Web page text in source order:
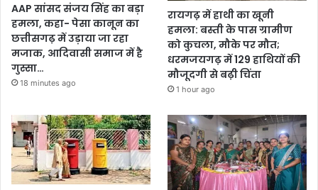
AAP सांसद संजय सिंह का बड़ा
हमला, कहा- पेसा कानून का
छत्तीसगढ़ में उड़ाया जा रहा
मजाक, आदिवासी समाज में है
गुस्सा…
18 minutes ago
रायगढ़ में हाथी का खूनी
हमला: बस्ती के पास ग्रामीण
को कुचला, मौके पर मौत;
धरमजयगढ़ में 129 हाथियों की
मौजूदगी से बढ़ी चिंता
1 hour ago